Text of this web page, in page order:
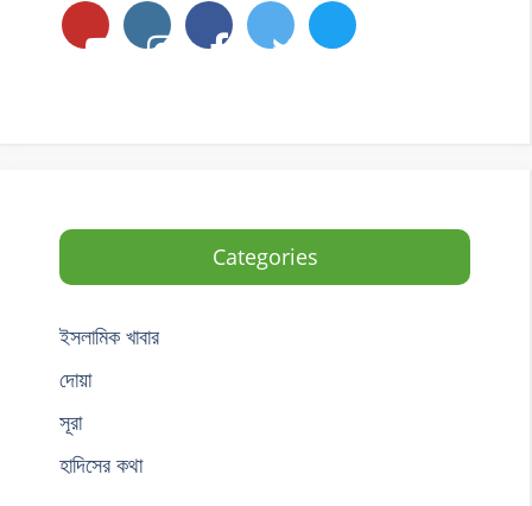
Categories
ইসলামিক খাবার
দোয়া
সূরা
হাদিসের কথা